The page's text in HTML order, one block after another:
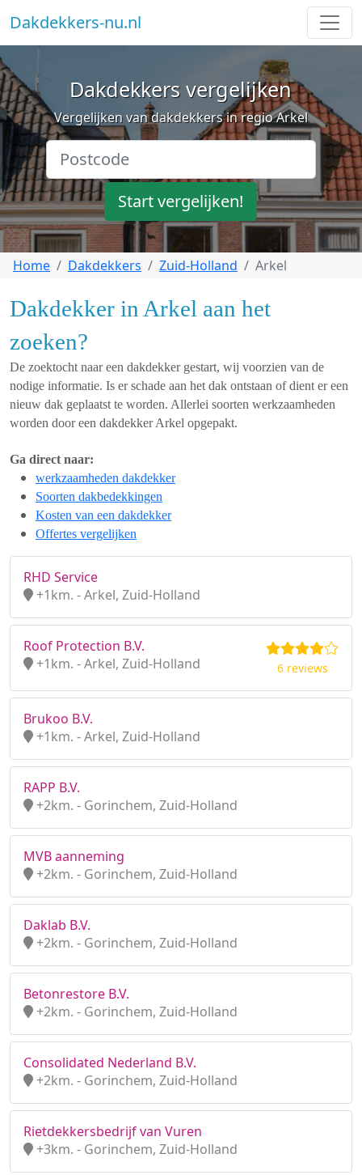
Dakdekkers-nu.nl
Dakdekkers vergelijken
Vergelijken van dakdekkers in regio Arkel
Start vergelijken!
Home Dakdekkers Zuid-Holland Arkel
Dakdekker in Arkel aan het
zoeken?
De zoektocht naar een dakdekker gestart, wij voorzien van de
nodige informatie. Is er schade aan het dak ontstaan of dient er een
nieuw dak geplaatst te worden. Allerlei soorten werkzaamheden
worden door een dakdekker Arkel opgepakt.
Ga direct naar:
werkzaamheden dakdekker
Soorten dakbedekkingen
Kosten van een dakdekker
Offertes vergelijken
RHD Service
+1km. - Arkel, Zuid-Holland
Roof Protection B.V.
+1km. - Arkel, Zuid-Holland
6 reviews
Brukoo B.V.
+1km. - Arkel, Zuid-Holland
RAPP B.V.
+2km. - Gorinchem, Zuid-Holland
MVB aanneming
+2km. - Gorinchem, Zuid-Holland
Daklab B.V.
+2km. - Gorinchem, Zuid-Holland
Betonrestore B.V.
+2km. - Gorinchem, Zuid-Holland
Consolidated Nederland B.V.
+2km. - Gorinchem, Zuid-Holland
Rietdekkersbedrijf van Vuren
+3km. - Gorinchem, Zuid-Holland